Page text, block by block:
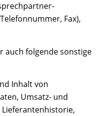
Fax),
auch folgende sonstige
Inhalt von
Umsatz- und